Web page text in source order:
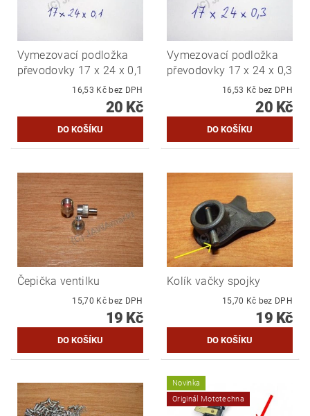
Vymezovací podložka
převodovky 17 x 24 x 0,1
16,53 Kč bez DPH
20 Kč
Vymezovací podložka
převodovky 17 x 24 x 0,3
16,53 Kč bez DPH
20 Kč
Čepička ventilku
15,70 Kč bez DPH
19 Kč
Kolík vačky spojky
15,70 Kč bez DPH
19 Kč
Novinka
Originál Mototechna